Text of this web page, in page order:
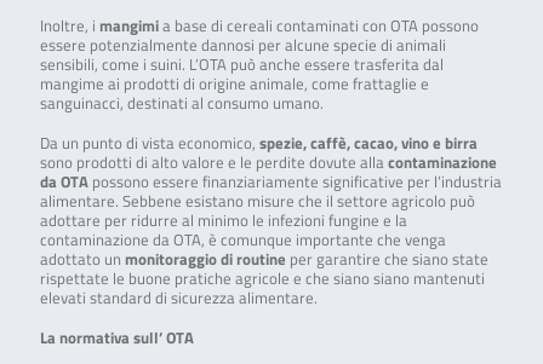
Inoltre, i mangimia base di cereali contaminati con OTA possono
essere potenzialmente dannosi per alcune specie di animali
sensibili, come i suini. L’OTA può anche essere trasferita dal
mangime ai prodotti di origine animale, come frattaglie e
sanguinacci, destinati al consumo umano.
Da un punto di vista economico, spezie, caffè, cacao, vino e birra
sono prodotti di alto valore e le perdite dovute alla contaminazione
da OTA possono essere finanziariamente significative per l’industria
alimentare. Sebbene esistano misure che il settore agricolo può
adottare per ridurre al minimo le infezioni fungine e la
contaminazione da OTA, è comunque importante che venga
adottato un monitoraggio di routine per garantire che siano state
rispettate le buone pratiche agricole e che siano siano mantenuti
elevati standard di sicurezza alimentare.
La normativa sull’ OTA